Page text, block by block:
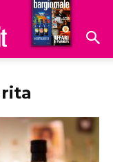
Hoteldomani